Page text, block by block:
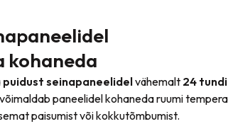
kohaneda
puidust seinapaneelidelvähemalt 24 tundi
paneelidel kohaneda ruumi
paisumist või kokkutõmbumist.